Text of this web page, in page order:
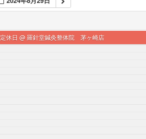
定休日 @ 羅針堂鍼灸整体院 茅ヶ崎店